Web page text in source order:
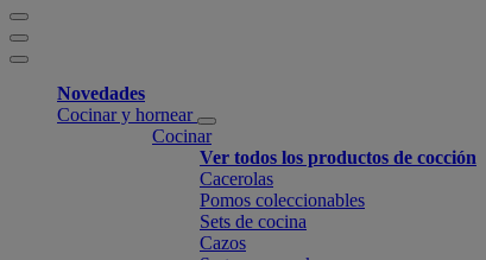
Novedades
Cocinar y hornear
Cocinar
Ver todos los productos de cocción
Cacerolas
Pomos coleccionables
Sets de cocina
Cazos